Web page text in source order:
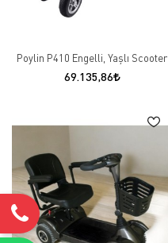
Poylin P410 Engelli, Yaşlı Scooter
69.135,86